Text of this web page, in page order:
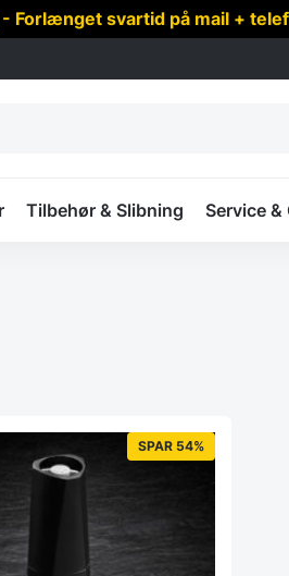
Forlænget svartid på mail +
Tilbehør & Slibning Service &
SPAR 54%